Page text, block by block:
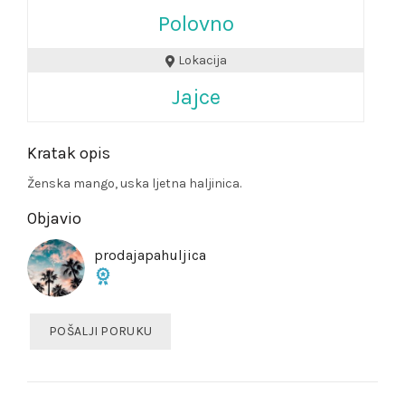
Polovno
Lokacija
Jajce
Kratak opis
Ženska mango, uska ljetna haljinica.
Objavio
prodajapahuljica
POŠALJI PORUKU